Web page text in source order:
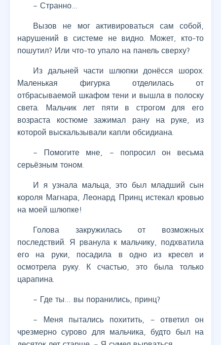
– Странно…
Вызов не мог активироваться сам собой,
нарушений в системе не видно. Может, кто-то
пошутил? Или что-то упало на панель сверху?
Из дальней части шлюпки донёсся шорох.
Маленькая фигурка отделилась от
отбрасываемой шкафом тени и вышла в полоску
света. Мальчик лет пяти в строгом для его
возраста костюме зажимал рану на руке, из
которой выскальзывали капли обсидиана.
– Помогите мне, – попросил он весьма
серьёзным тоном.
И я узнала мальца, это был младший сын
короля Магнара, Леонард. Принц истекал кровью
на моей шлюпке!
Голова закружилась от возможных
последствий. Я рванула к мальчику, подхватила
его на руки, посадила в одно из кресел и
осмотрела руку. К счастью, это была только
царапина.
– Где ты… вы поранились, принц?
– Меня пытались похитить, – ответил он
чрезмерно сурово для мальчика, будто был на